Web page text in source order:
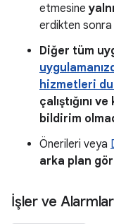
etmesine
erdikten sonra
Diğer tüm
hizmetleri
çalıştığını
bildirim
Önerileri veya
arka plan
İşler ve Alarmlar